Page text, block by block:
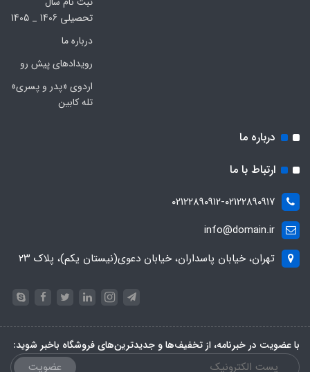
تحصیلی 1406 _ 1405
درباره ما
رویدادهای پیش رو
اردوی «پدر و پسری»
تله کابین
درباره ما
ارتباط با ما
۰۲۱۲۲۸۹۰۹۱۲-۰۲۱۲۲۸۹۰۹۱۷
info@domain.ir
تهران، خیابان پاسداران، خیابان دعوی(نیستان یکم)، پلاک ۲۳
با عضویت در خبرنامه، از تخفیف‌ها و جدیدترین‌های فروشگاه باخبر شوید:
عضویت